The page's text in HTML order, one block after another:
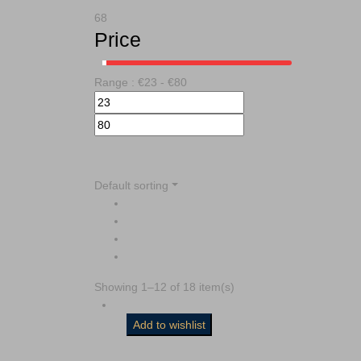
68
Price
Range : €23 - €80
Default sorting
Showing 1–12 of 18 item(s)
Add to wishlist